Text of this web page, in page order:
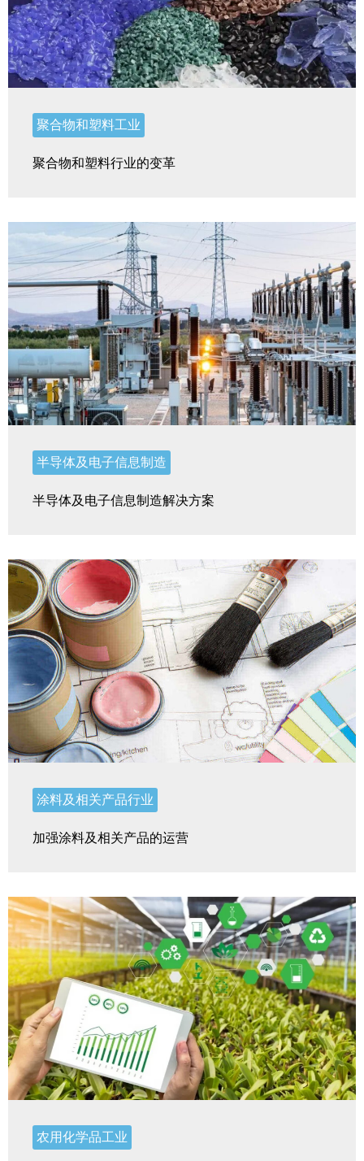
聚合物和塑料工业
聚合物和塑料行业的变革
半导体及电子信息制造
半导体及电子信息制造解决方案
涂料及相关产品行业
加强涂料及相关产品的运营
农用化学品工业